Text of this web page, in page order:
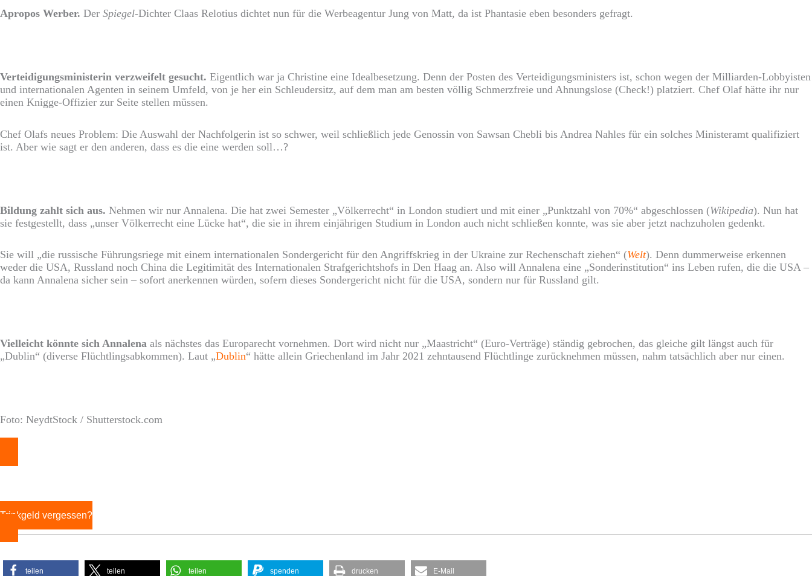
Apropos Werber. Der Spiegel-Dichter Claas Relotius dichtet nun für die Werbeagentur Jung von Matt, da ist Phantasie eben besonders gefragt.
Verteidigungsministerin verzweifelt gesucht. Eigentlich war ja Christine eine Idealbesetzung. Denn der Posten des Verteidigungsministers ist, schon wegen der Milliarden-Lobbyisten
und internationalen Agenten in seinem Umfeld, von je her ein Schleudersitz, auf dem man am besten völlig Schmerzfreie und Ahnungslose (Check!) platziert. Chef Olaf hätte ihr nur
einen Knigge-Offizier zur Seite stellen müssen.
Chef Olafs neues Problem: Die Auswahl der Nachfolgerin ist so schwer, weil schließlich jede Genossin von Sawsan Chebli bis Andrea Nahles für ein solches Ministeramt qualifiziert
ist. Aber wie sagt er den anderen, dass es die eine werden soll…?
Bildung zahlt sich aus. Nehmen wir nur Annalena. Die hat zwei Semester „Völkerrecht“ in London studiert und mit einer „Punktzahl von 70%“ abgeschlossen (Wikipedia). Nun hat
sie festgestellt, dass „unser Völkerrecht eine Lücke hat“, die sie in ihrem einjährigen Studium in London auch nicht schließen konnte, was sie aber jetzt nachzuholen gedenkt.
Sie will „die russische Führungsriege mit einem internationalen Sondergericht für den Angriffskrieg in der Ukraine zur Rechenschaft ziehen“ (Welt). Denn dummerweise erkennen
weder die USA, Russland noch China die Legitimität des Internationalen Strafgerichtshofs in Den Haag an. Also will Annalena eine „Sonderinstitution“ ins Leben rufen, die die USA –
da kann Annalena sicher sein – sofort anerkennen würden, sofern dieses Sondergericht nicht für die USA, sondern nur für Russland gilt.
Vielleicht könnte sich Annalena als nächstes das Europarecht vornehmen. Dort wird nicht nur „Maastricht“ (Euro-Verträge) ständig gebrochen, das gleiche gilt längst auch für
„Dublin“ (diverse Flüchtlingsabkommen). Laut „Dublin“ hätte allein Griechenland im Jahr 2021 zehntausend Flüchtlinge zurücknehmen müssen, nahm tatsächlich aber nur einen.
Foto: NeydtStock / Shutterstock.com
Trinkgeld vergessen?
teilen teilen teilen spenden drucken E-Mail